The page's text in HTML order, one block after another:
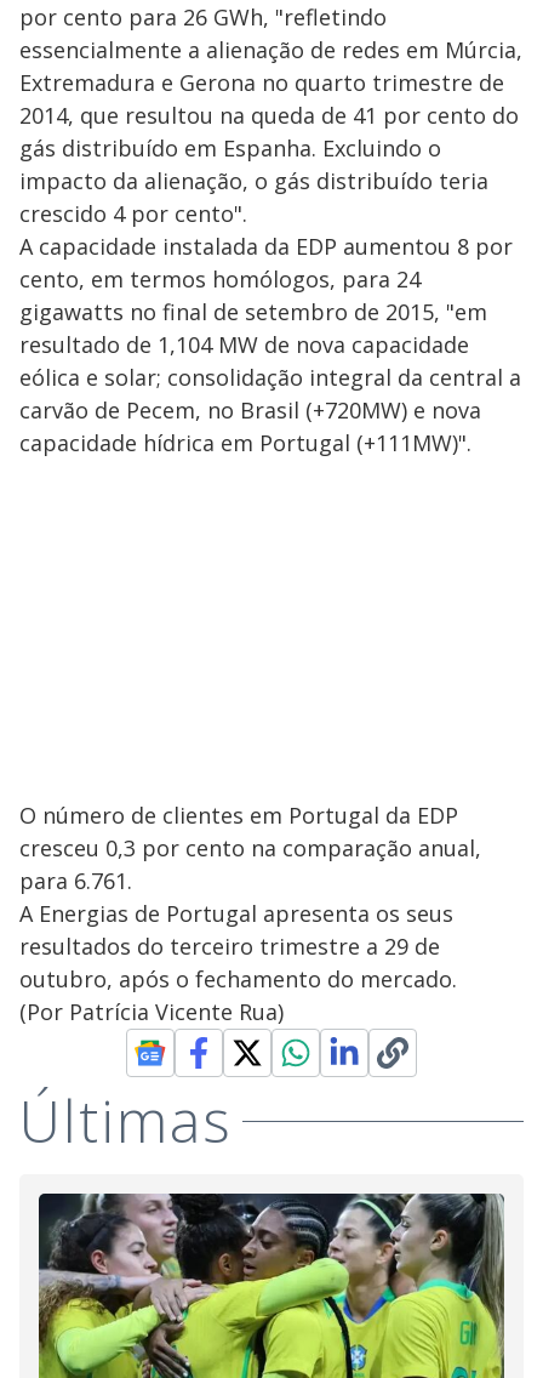
por cento para 26 GWh, "refletindo
essencialmente a alienação de redes em Múrcia,
Extremadura e Gerona no quarto trimestre de
2014, que resultou na queda de 41 por cento do
gás distribuído em Espanha. Excluindo o
impacto da alienação, o gás distribuído teria
crescido 4 por cento".
A capacidade instalada da EDP aumentou 8 por
cento, em termos homólogos, para 24
gigawatts no final de setembro de 2015, "em
resultado de 1,104 MW de nova capacidade
eólica e solar; consolidação integral da central a
carvão de Pecem, no Brasil (+720MW) e nova
capacidade hídrica em Portugal (+111MW)".
O número de clientes em Portugal da EDP
cresceu 0,3 por cento na comparação anual,
para 6.761.
A Energias de Portugal apresenta os seus
resultados do terceiro trimestre a 29 de
outubro, após o fechamento do mercado.
(Por Patrícia Vicente Rua)
Últimas